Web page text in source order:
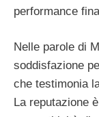
performance
Nelle parole di
soddisfazione
che testimonia
La reputazione